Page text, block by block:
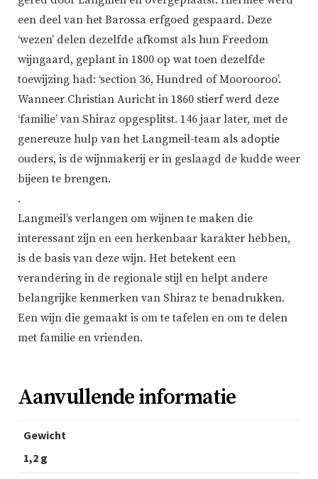
een deel van het Barossa erfgoed gespaard. Deze
‘wezen’ delen dezelfde afkomst als hun Freedom
wijngaard, geplant in 1800 op wat toen dezelfde
toewijzing had: ‘section 36, Hundred of Moorooroo’.
Wanneer Christian Auricht in 1860 stierf werd deze
‘familie’ van Shiraz opgesplitst. 146 jaar later, met de
genereuze hulp van het Langmeil-team als adoptie
ouders, is de wijnmakerij er in geslaagd de kudde weer
bijeen te brengen.
.
Langmeil’s verlangen om wijnen te maken die
interessant zijn en een herkenbaar karakter hebben,
is de basis van deze wijn. Het betekent een
verandering in de regionale stijl en helpt andere
belangrijke kenmerken van Shiraz te benadrukken.
Een wijn die gemaakt is om te tafelen en om te delen
met familie en vrienden.
Aanvullende informatie
Gewicht
1,2 g